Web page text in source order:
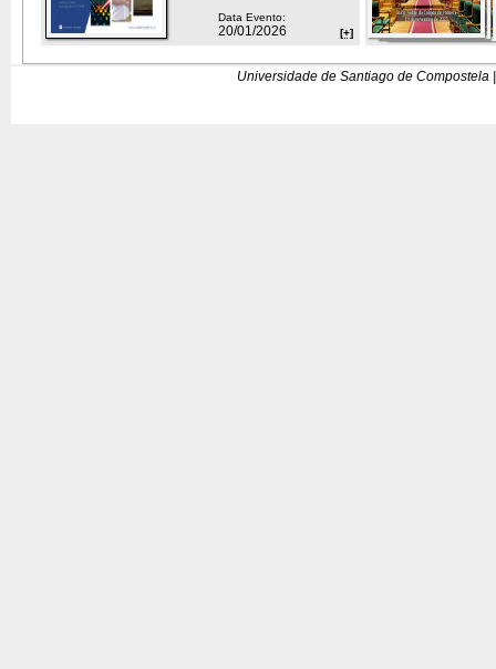
Data Evento:
20/01/2026 [+]
Universidade de Santiago de